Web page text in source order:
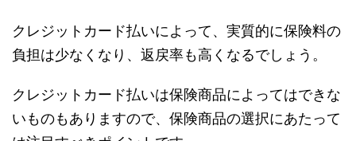
クレジットカード払いによって、実質的に保険料の
負担は少なくなり、返戻率も高くなるでしょう。
クレジットカード払いは保険商品によってはできな
いものもありますので、保険商品の選択にあたって